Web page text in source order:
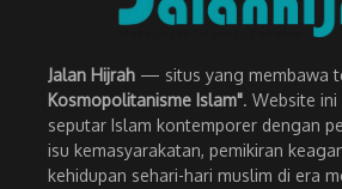
Jalan Hijrah — situs yang membawa
Kosmopolitanisme Islam". Website
seputar Islam kontemporer dengan
isu kemasyarakatan, pemikiran
kehidupan sehari-hari muslim di era